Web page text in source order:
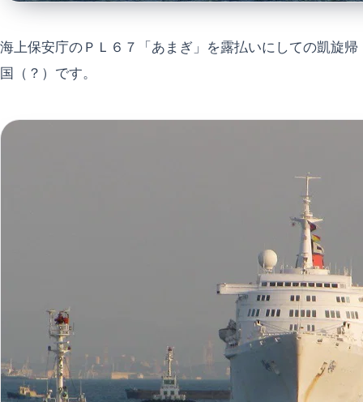
海上保安庁のＰＬ６７「あまぎ」を露払いにしての凱旋帰
国（？）です。